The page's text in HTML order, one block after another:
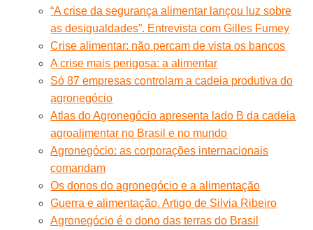
“A crise da segurança alimentar lançou luz sobre
as desigualdades”. Entrevista com Gilles Fumey
Crise alimentar: não percam de vista os bancos
A crise mais perigosa: a alimentar
Só 87 empresas controlam a cadeia produtiva do
agronegócio
Atlas do Agronegócio apresenta lado B da cadeia
agroalimentar no Brasil e no mundo
Agronegócio: as corporações internacionais
comandam
Os donos do agronegócio e a alimentação
Guerra e alimentação. Artigo de Silvia Ribeiro
Agronegócio é o dono das terras do Brasil